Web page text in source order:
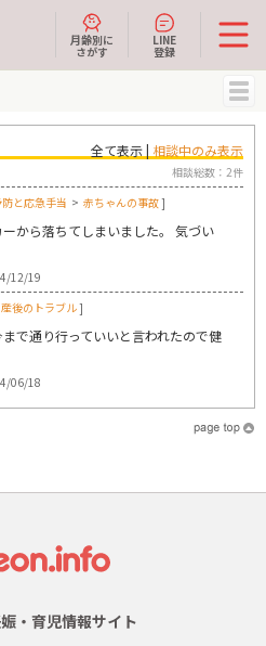
月齢別に
さがす
LINE
登録
MENU
全て表示 | 相談中のみ表示
相談総数：2件
と応急手当 > 赤ちゃんの事故]
から落ちてしまいました。 気づい
12/19
産後のトラブル]
で通り行っていいと言われたので健
06/18
・育児情報サイト